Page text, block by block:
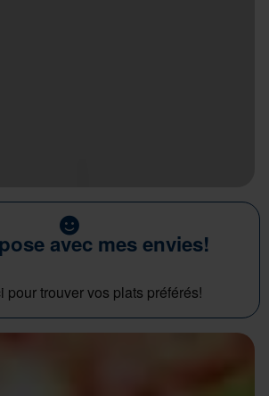
avec mes envies!
pour trouver vos plats préférés!